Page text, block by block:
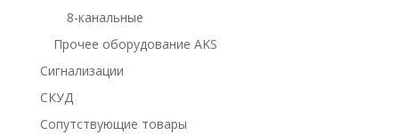
8-канальные
Прочее оборудование AKS
Сигнализации
СКУД
Сопутствующие товары